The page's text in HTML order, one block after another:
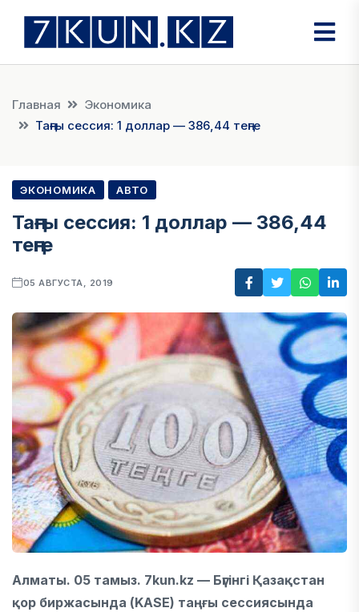
Главная
Экономика
Таңғы сессия: 1 доллар — 386,44 теңге
ЭКОНОМИКА АВТО
Таңғы сессия: 1 доллар — 386,44
теңге
05 АВГУСТА, 2019
Алматы. 05 тамыз. 7kun.kz — Бүгінгі Қазақстан
қор биржасында (KASE) таңғы сессиясында